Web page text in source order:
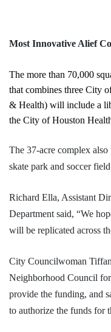
Most Innovative Alief
The more than 70,000
that combines three City
& Health) will include a
the City of Houston
The 37-acre complex
skate park and soccer
Richard Ella, Assistant
Department said, “We
will be replicated across
City Councilwoman
Neighborhood Council
provide the funding, and
to authorize the funds for